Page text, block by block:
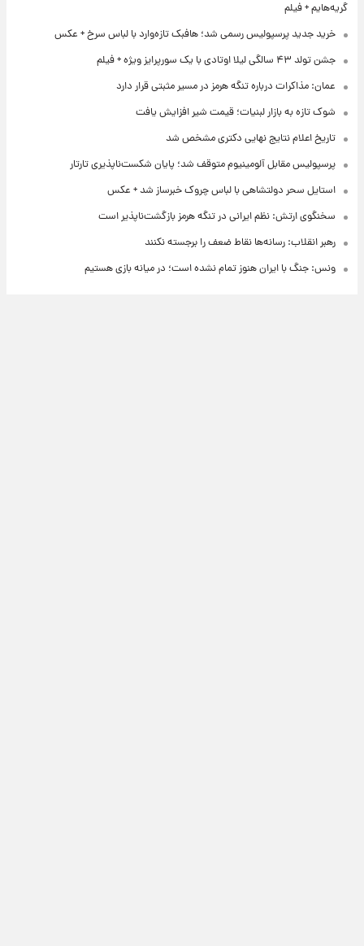
گریه‌هایم + فیلم
خرید جدید پرسپولیس رسمی شد؛ هافبک تازه‌وارد با لباس سرخ + عکس
جشن تولد ۴۳ سالگی لیلا اوتادی با یک سورپرایز ویژه + فیلم
عمان: مذاکرات درباره تنگه هرمز در مسیر مثبتی قرار دارد
شوک تازه به بازار لبنیات؛ قیمت شیر افزایش یافت
تاریخ اعلام نتایج نهایی دکتری مشخص شد
پرسپولیس مقابل آلومینیوم متوقف شد؛ پایان شکست‌ناپذیری تارتار
استایل سحر دولتشاهی با لباس چروک خبرساز شد + عکس
سخنگوی ارتش: نظم ایرانی در تنگه هرمز بازگشت‌ناپذیر است
رهبر انقلاب: رسانه‌ها نقاط ضعف را برجسته نکنند
ونس: جنگ با ایران هنوز تمام نشده است؛ در میانه بازی هستیم